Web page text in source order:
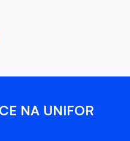
NA UNIFOR